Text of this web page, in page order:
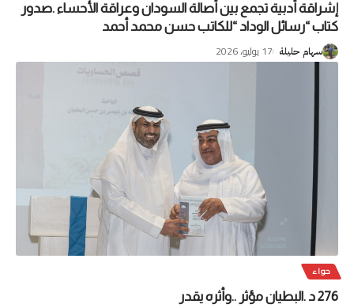
إشراقة أدبية تجمع بين أصالة السودان وعراقة الأحساء .صدور
كتاب “رسائل الوداد “للكاتب حسن محمد أحمد
سهام حليلة 17 يوليو، 2026
حواء
276 د .البطيان مؤثر ..وأثره يقدر